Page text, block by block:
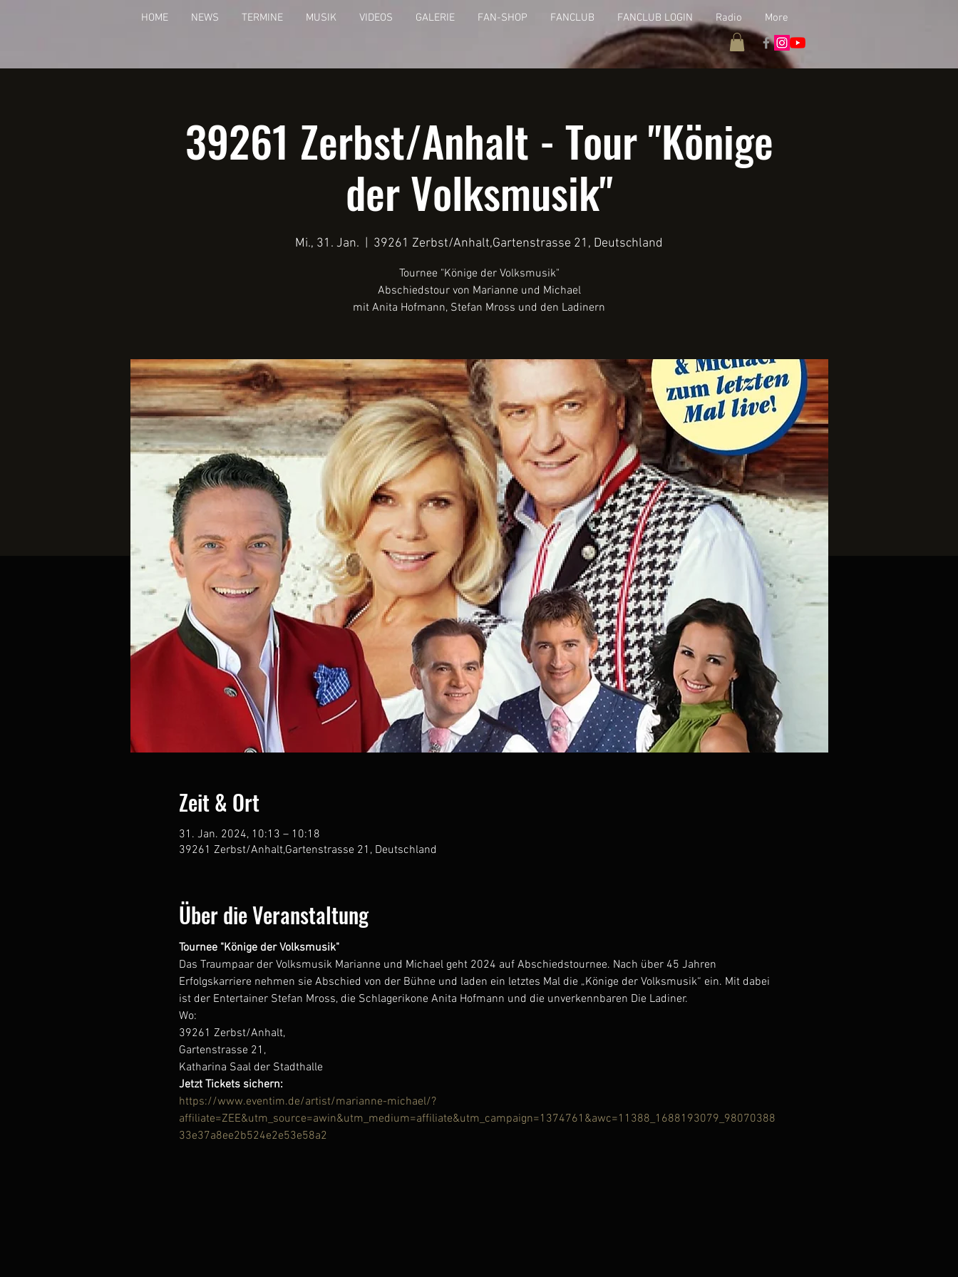
HOME NEWS TERMINE MUSIK VIDEOS GALERIE FAN-SHOP FANCLUB FANCLUB LOGIN Radio More
39261 Zerbst/Anhalt - Tour "Könige
der Volksmusik"
Mi., 31. Jan.
  |
39261 Zerbst/Anhalt,Gartenstrasse 21, Deutschland
Tournee "Könige der Volksmusik"
Abschiedstour von Marianne und Michael
Zeit & Ort
31. Jan. 2024, 10:13 – 10:18
39261 Zerbst/Anhalt,Gartenstrasse 21, Deutschland
Über die Veranstaltung
Tournee "Könige der Volksmusik"
Das Traumpaar der Volksmusik Marianne und Michael geht 2024 auf Abschiedstournee. Nach über 45 Jahren
Erfolgskarriere nehmen sie Abschied von der Bühne und laden ein letztes Mal die „Könige der Volksmusik“ ein. Mit dabei
ist der Entertainer Stefan Mross, die Schlagerikone Anita Hofmann und die unverkennbaren Die Ladiner.
Wo:
39261 Zerbst/Anhalt,
Gartenstrasse 21,
Katharina Saal der Stadthalle
Jetzt Tickets sichern:
https://www.eventim.de/artist/marianne-michael/?
affiliate=ZEE&utm_source=awin&utm_medium=affiliate&utm_campaign=1374761&awc=11388_1688193079_98070388
33e37a8ee2b524e2e53e58a2